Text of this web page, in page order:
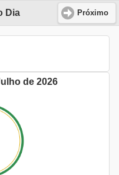
Dia Próximo
de 2026